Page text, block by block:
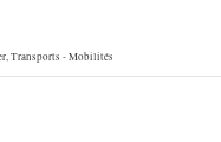
,Transports - Mobilités